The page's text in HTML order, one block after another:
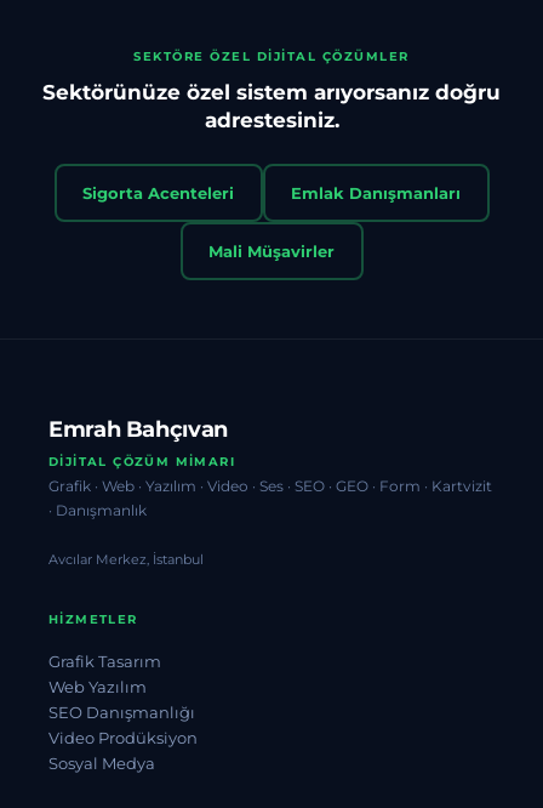
SEKTÖRE ÖZEL DIJITAL ÇÖZÜMLER
Sektörünüze özel sistem arıyorsanız doğru
adrestesiniz.
Sigorta Acenteleri Emlak Danışmanları
Mali Müşavirler
Emrah Bahçıvan
DIJITAL ÇÖZÜM MIMARI
Grafik · Web · Yazılım · Video · Ses · SEO · GEO · Form · Kartvizit
· Danışmanlık
Avcılar Merkez, İstanbul
HIZMETLER
Grafik Tasarım
Web Yazılım
SEO Danışmanlığı
Video Prodüksiyon
Sosyal Medya